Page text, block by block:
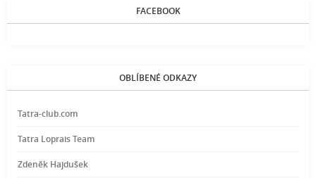
FACEBOOK
OBLÍBENÉ ODKAZY
Tatra-club.com
Tatra Loprais Team
Zdeněk Hajdušek